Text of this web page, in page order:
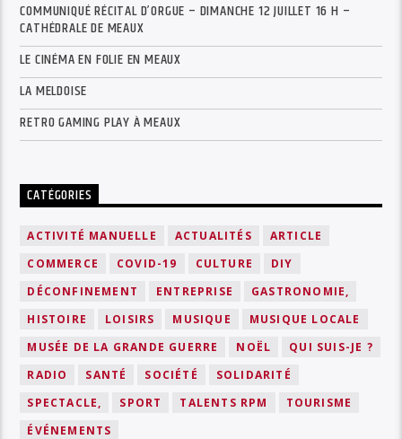
COMMUNIQUÉ RÉCITAL D’ORGUE – DIMANCHE 12 JUILLET 16 H –
CATHÉDRALE DE MEAUX
LE CINÉMA EN FOLIE EN MEAUX
LA MELDOISE
RETRO GAMING PLAY À MEAUX
CATÉGORIES
ACTIVITÉ MANUELLE ACTUALITÉS
ARTICLE
COMMERCE
COVID-19 CULTURE
DIY
DÉCONFINEMENT
ENTREPRISE
GASTRONOMIE,
HISTOIRE
LOISIRS MUSIQUE
MUSIQUE LOCALE
MUSÉE DE LA GRANDE GUERRE
NOËL
QUI SUIS-JE ?
RADIO
SANTÉ SOCIÉTÉ
SOLIDARITÉ
SPECTACLE,
SPORT TALENTS RPM
TOURISME
ÉVÉNEMENTS